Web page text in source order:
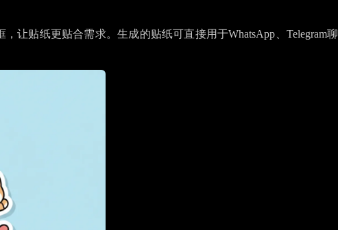
贴纸更贴合需求。生成的贴纸可直接用于WhatsApp、Telegram聊